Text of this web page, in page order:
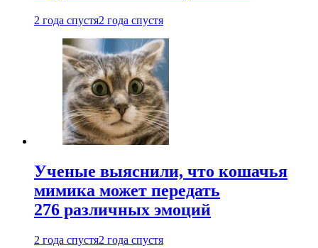
2 года спустя2 года спустя
Ученые выяснили, что кошачья
мимика может передать
276 различных эмоций
2 года спустя2 года спустя